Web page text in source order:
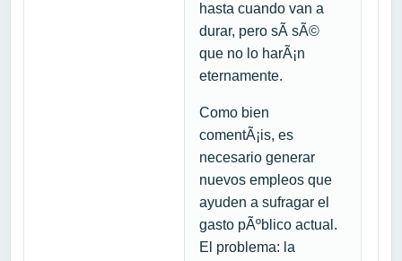
hasta cuando van a
durar, pero sÃ­ sÃ©
que no lo harÃ¡n
eternamente.
Como bien
comentÃ¡is, es
necesario generar
nuevos empleos que
ayuden a sufragar el
gasto pÃºblico actual.
El problema: la